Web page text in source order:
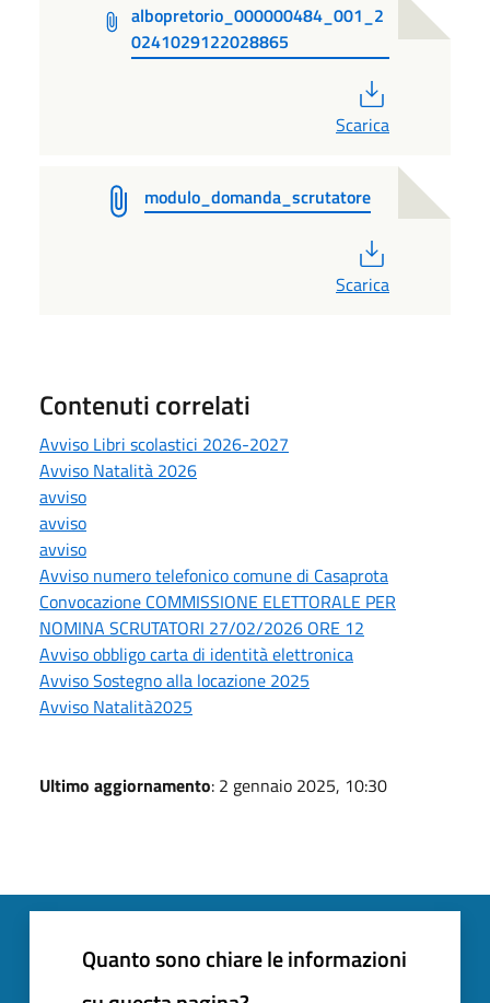
albopretorio_000000484_001_2
0241029122028865
Scarica
modulo_domanda_scrutatore
Scarica
Contenuti correlati
Avviso Libri scolastici 2026-2027
Avviso Natalità 2026
avviso
avviso
avviso
Avviso numero telefonico comune di Casaprota
Convocazione COMMISSIONE ELETTORALE PER
NOMINA SCRUTATORI 27/02/2026 ORE 12
Avviso obbligo carta di identità elettronica
Avviso Sostegno alla locazione 2025
Avviso Natalità2025
Ultimo aggiornamento: 2 gennaio 2025, 10:30
Quanto sono chiare le informazioni